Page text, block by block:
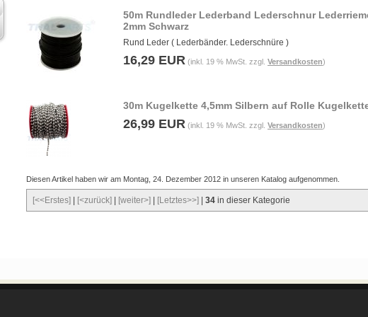
50m Rundleder Lederband Lederschnur
2mm Schwarz
Rund Leder ( Lederbänder. Lederschnüre )
16,29 EUR (inkl. 19 % MwSt. zzgl. Versandkosten)
30m Kugelkette 4,5mm Silbern auf Rolle
26,99 EUR (inkl. 19 % MwSt. zzgl. Versandkosten)
Diesen Artikel haben wir am Montag, 24. Dezember 2012 in unseren Katalog aufgenommen.
[<<Erstes] [<zurück] [weiter>] [Letztes>>] 34 in dieser Kategorie